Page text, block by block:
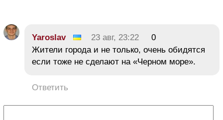
Yaroslav 23 авг, 23:22
0
Жители города и не только, очень обидятся
если тоже не сделают на «Черном море».
Ответить